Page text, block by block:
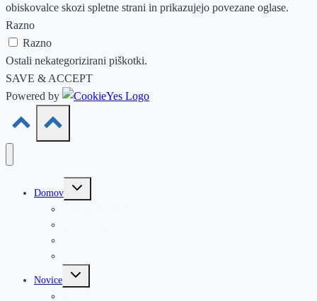
obiskovalce skozi spletne strani in prikazujejo povezane oglase.
Razno
Razno
Ostali nekategorizirani piškotki.
SAVE & ACCEPT
Powered by
Domov
Toggle
Novice
Toggle